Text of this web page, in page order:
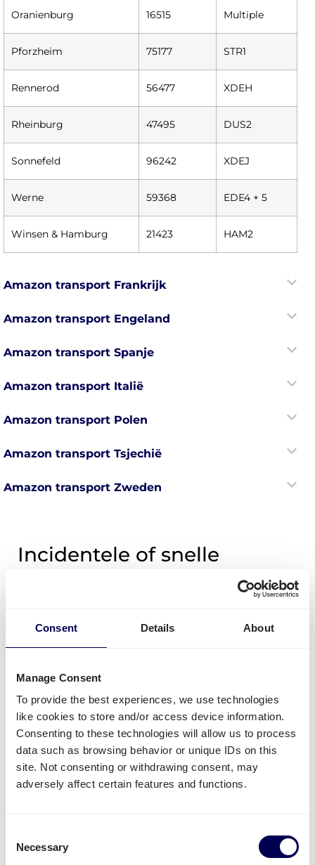
Consent Details About
Manage Consent
To provide the best experiences, we use technologies
like cookies to store and/or access device information.
Consenting to these technologies will allow us to process
data such as browsing behavior or unique IDs on this
site. Not consenting or withdrawing consent, may
adversely affect certain features and functions.
Selection
Necessary
Oranienburg 16515 Multiple
Pforzheim 75177 STR1
Rennerod 56477 XDEH
Rheinburg 47495 DUS2
Sonnefeld 96242 XDEJ
Werne 59368 EDE4 + 5
Winsen & Hamburg 21423 HAM2
Amazon transport Frankrijk
Amazon transport Engeland
Amazon transport Spanje
Amazon transport Italië
Amazon transport Polen
Amazon transport Tsjechië
Amazon transport Zweden
Incidentele of snelle
tool. Je boekt alles al binnen enkele minuten. Zo
simpel is het!
Prijs Berekenen
Amazon fulfillment